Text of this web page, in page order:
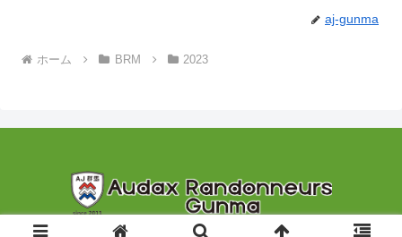
aj-gunma
ホーム BRM 2023
© 2011-2026 AJ群馬 Audax Randonneurs Gunma.